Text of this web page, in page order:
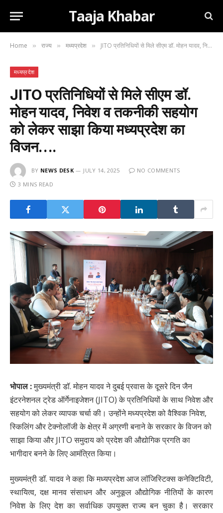
Taaja Khabar
Home » राज्य » मध्यप्रदेश » JITO प्रतिनिधियों से मिले सीएम डॉ. मोहन यादव, निवेश व तकनीकी सहयोग को लेकर साझा किया मध्यप्रदेश का विजन….
मध्यप्रदेश
JITO प्रतिनिधियों से मिले सीएम डॉ.
मोहन यादव, निवेश व तकनीकी सहयोग
को लेकर साझा किया मध्यप्रदेश का
विजन….
BY NEWS DESK JULY 14, 2025
NO COMMENTS
3 MINS READ
भोपाल :मुख्यमंत्री डॉ. मोहन यादव ने दुबई प्रवास के दूसरे दिन जैन
इंटरनेशनल ट्रेड ऑर्गेनाइजेशन (JITO) के प्रतिनिधियों के साथ निवेश और
सहयोग को लेकर व्यापक चर्चा की। उन्होंने मध्यप्रदेश को वैश्विक निवेश,
स्किलिंग और टेक्नोलॉजी के क्षेत्र में अग्रणी बनाने के सरकार के विजन को
साझा किया और JITO समुदाय को प्रदेश की औद्योगिक प्रगति का
भागीदार बनने के लिए आमंत्रित किया।
मुख्यमंत्री डॉ. यादव ने कहा कि मध्यप्रदेश आज लॉजिस्टिक्स कनेक्टिविटी,
स्थायित्व, दक्ष मानव संसाधन और अनुकूल औद्योगिक नीतियों के कारण
निवेश के लिए देश का सर्वाधिक उपयुक्त राज्य बन चुका है। सरकार